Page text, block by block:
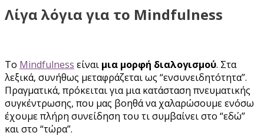
Λίγα λόγια για το Mindfulness
Το Mindfulness είναι μια μορφή διαλογισμού. Στα
λεξικά, συνήθως μεταφράζεται ως “ενσυνειδητότητα”.
Πραγματικά, πρόκειται για μια κατάσταση πνευματικής
συγκέντρωσης, που μας βοηθά να χαλαρώσουμε ενόσω
έχουμε πλήρη συνείδηση του τι συμβαίνει στο “εδώ”
και στο “τώρα”.